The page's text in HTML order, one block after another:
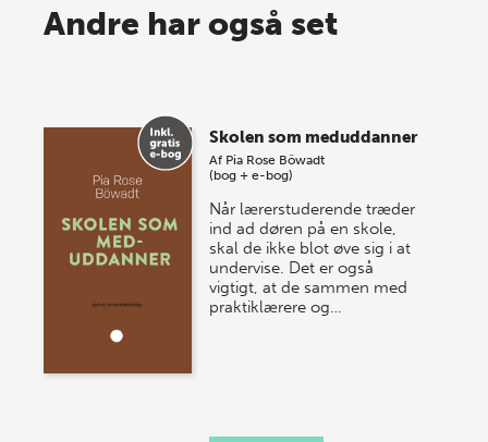
Spar op til 70% til sommer-
store sommer-lagersalg, så sæt kryds i kalenderen
onsdag den 10. j…
Andre har også set
Skolen som meduddanner
Af Pia Rose Böwadt
(bog + e-bog)
Når lærerstuderende træder
ind ad døren på en skole,
skal de ikke blot øve sig i at
undervise. Det er også
vigtigt, at de sammen med
praktiklærere og…